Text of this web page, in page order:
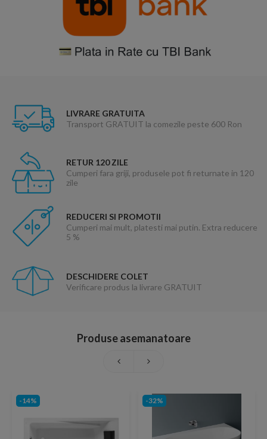
LIVRARE GRATUITA
Transport GRATUIT la comezile peste 600 Ron
RETUR 120 ZILE
Cumperi fara griji, produsele pot fi returnate in 120
zile
REDUCERI SI PROMOTII
Cumperi mai mult, platesti mai putin. Extra reducere
5 %
DESCHIDERE COLET
Verificare produs la livrare GRATUIT
Produse asemanatoare
-14% -32%